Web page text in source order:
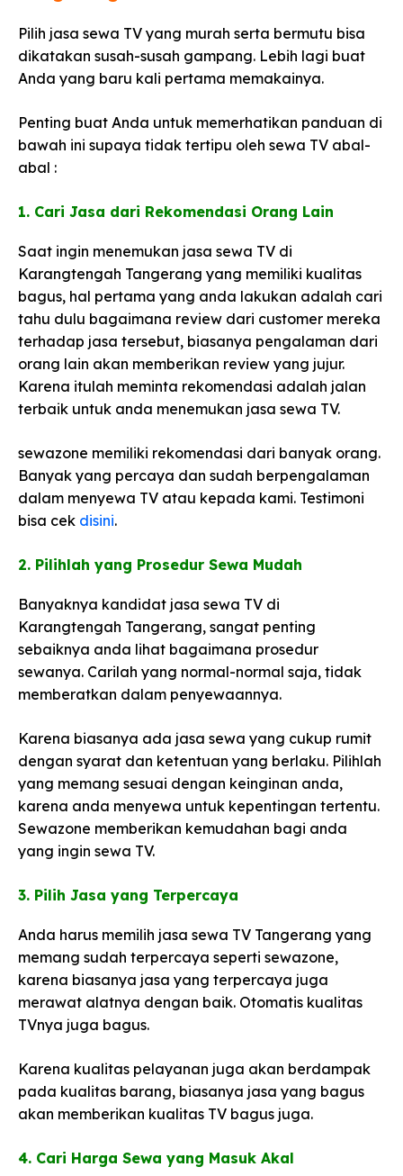
Pilih jasa sewa TV yang murah serta bermutu bisa
dikatakan susah-susah gampang. Lebih lagi buat
Anda yang baru kali pertama memakainya.
Penting buat Anda untuk memerhatikan panduan di
bawah ini supaya tidak tertipu oleh sewa TV abal-
abal :
1. Cari Jasa dari Rekomendasi Orang Lain​
Saat ingin menemukan jasa sewa TV di
Karangtengah Tangerang yang memiliki kualitas
bagus, hal pertama yang anda lakukan adalah cari
tahu dulu bagaimana review dari customer mereka
terhadap jasa tersebut, biasanya pengalaman dari
orang lain akan memberikan review yang jujur.
Karena itulah meminta rekomendasi adalah jalan
terbaik untuk anda menemukan jasa sewa TV.
sewazone memiliki rekomendasi dari banyak orang.
Banyak yang percaya dan sudah berpengalaman
dalam menyewa TV atau kepada kami. Testimoni
bisa cek disini.
2. Pilihlah yang Prosedur Sewa Mudah​
Banyaknya kandidat jasa sewa TV di
Karangtengah Tangerang, sangat penting
sebaiknya anda lihat bagaimana prosedur
sewanya. Carilah yang normal-normal saja, tidak
memberatkan dalam penyewaannya.
Karena biasanya ada jasa sewa yang cukup rumit
dengan syarat dan ketentuan yang berlaku. Pilihlah
yang memang sesuai dengan keinginan anda,
karena anda menyewa untuk kepentingan tertentu.
Sewazone memberikan kemudahan bagi anda
yang ingin sewa TV.
3. Pilih Jasa yang Terpercaya​
Anda harus memilih jasa sewa TV Tangerang yang
memang sudah terpercaya seperti sewazone,
karena biasanya jasa yang terpercaya juga
merawat alatnya dengan baik. Otomatis kualitas
TVnya juga bagus.
Karena kualitas pelayanan juga akan berdampak
pada kualitas barang, biasanya jasa yang bagus
akan memberikan kualitas TV bagus juga.
4. Cari Harga Sewa yang Masuk Akal​